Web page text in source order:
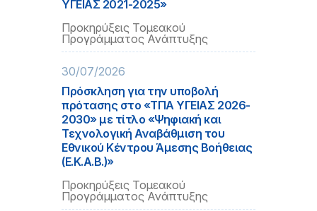
ΥΓΕΙΑΣ 2021-2025»
Προκηρύξεις Τομεακού
Προγράμματος Ανάπτυξης
30/07/2026
Πρόσκληση για την υποβολή
πρότασης στο «ΤΠΑ ΥΓΕΙΑΣ 2026-
2030» με τίτλο «Ψηφιακή και
Τεχνολογική Αναβάθμιση του
Εθνικού Κέντρου Άμεσης Βοήθειας
(Ε.Κ.Α.Β.)»
Προκηρύξεις Τομεακού
Προγράμματος Ανάπτυξης